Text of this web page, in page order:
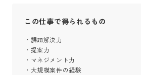
この仕事で得られるもの
・課題解決力
・提案力
・マネジメント力
・大規模案件の経験